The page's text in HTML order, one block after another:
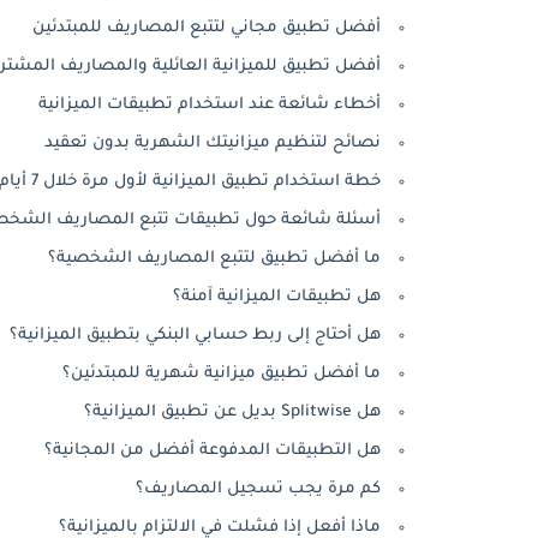
أفضل تطبيق مجاني لتتبع المصاريف للمبتدئين
أفضل تطبيق للميزانية العائلية والمصاريف
أخطاء شائعة عند استخدام تطبيقات الميزانية
نصائح لتنظيم ميزانيتك الشهرية بدون تعقيد
خطة استخدام تطبيق الميزانية لأول مرة خلال 7 أيام
أسئلة شائعة حول تطبيقات تتبع المصاريف
ما أفضل تطبيق لتتبع المصاريف الشخصية؟
هل تطبيقات الميزانية آمنة؟
هل أحتاج إلى ربط حسابي البنكي بتطبيق الميزانية؟
ما أفضل تطبيق ميزانية شهرية للمبتدئين؟
هل Splitwise بديل عن تطبيق الميزانية؟
هل التطبيقات المدفوعة أفضل من المجانية؟
كم مرة يجب تسجيل المصاريف؟
ماذا أفعل إذا فشلت في الالتزام بالميزانية؟